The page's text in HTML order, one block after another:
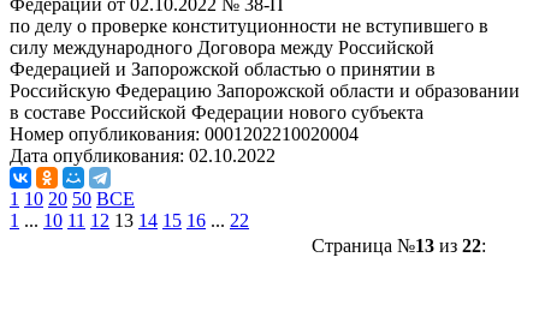
Федерации от 02.10.2022 № 38-П
по делу о проверке конституционности не вступившего в
силу международного Договора между Российской
Федерацией и Запорожской областью о принятии в
Российскую Федерацию Запорожской области и образовании
в составе Российской Федерации нового субъекта
Номер опубликования: 0001202210020004
Дата опубликования: 02.10.2022
1 10 20 50 ВСЕ
1 ... 10 11 12 13 14 15 16 ... 22
Страница №13из 22: